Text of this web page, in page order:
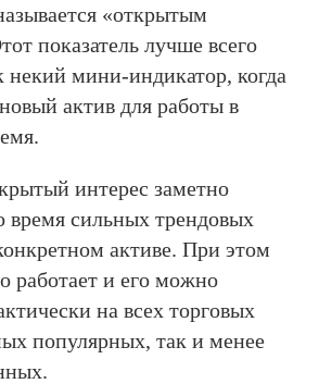
«открытым
показатель лучше всего
некий мини-индикатор, когда
актив для работы в
интерес заметно
время сильных трендовых
активе. При этом
работает и его можно
на всех торговых
популярных, так и менее